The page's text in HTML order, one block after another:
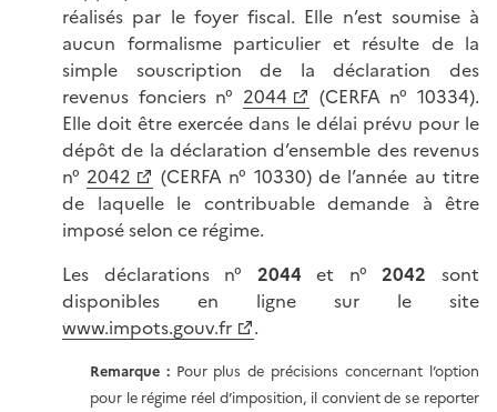
réalisés par le foyer fiscal. Elle n’est soumise à
aucun formalisme particulier et résulte de la
simple souscription de la déclaration des
revenus fonciers n° 2044
(CERFA n° 10334).
Elle doit être exercée dans le délai prévu pour le
dépôt de la déclaration d’ensemble des revenus
n° 2042
(CERFA n° 10330) de l’année au titre
de laquelle le contribuable demande à être
imposé selon ce régime.
Les déclarations n° 2044 et n°2042 sont
disponibles en ligne sur le site
www.impots.gouv.fr
.
Remarque :Pour plus de précisions concernant l’option
pour le régime réel d’imposition, il convient de se reporter